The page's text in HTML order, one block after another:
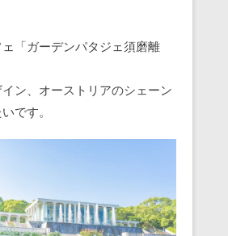
ェ「ガーデンパタジェ須磨離
ン、オーストリアのシェーン
です。